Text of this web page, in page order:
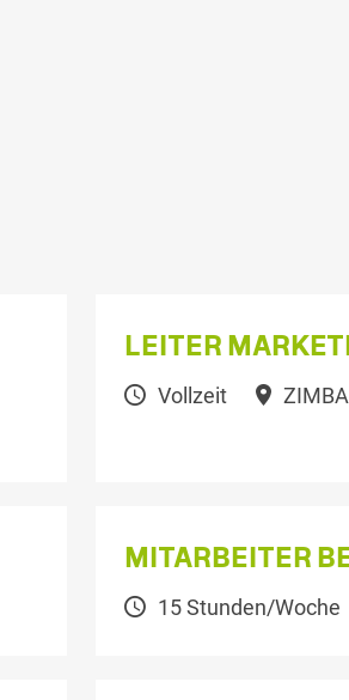
LEITER
Vollzeit
MITARBEITER
15 Stunden/Woche